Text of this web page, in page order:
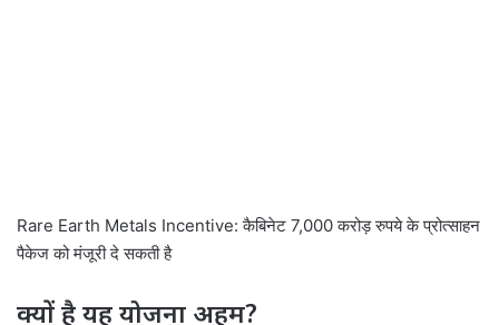
Rare Earth Metals Incentive: कैबिनेट 7,000 करोड़ रुपये के प्रोत्साहन
पैकेज को मंजूरी दे सकती है
क्यों है यह योजना अहम?